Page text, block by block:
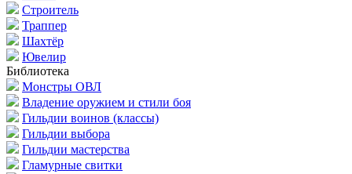
Строитель
Траппер
Шахтёр
Ювелир
Библиотека
Монстры ОВЛ
Владение оружием и стили боя
Гильдии воинов (классы)
Гильдии выбора
Гильдии мастерства
Гламурные свитки